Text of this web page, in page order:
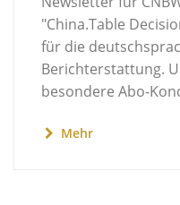
"China.Table
für die
Berichterstattung.
besondere Abo-
Mehr